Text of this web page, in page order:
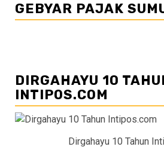
GEBYAR PAJAK
DIRGAHAYU 10
INTIPOS.COM
Dirgahayu 10 Tahun